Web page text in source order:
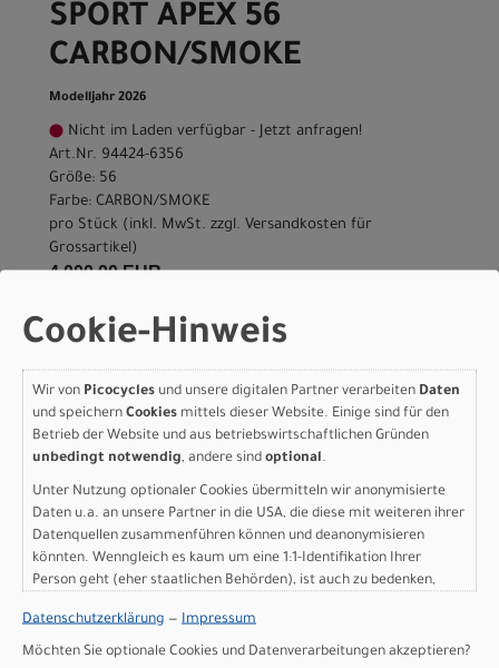
SPORT APEX 56
CARBON/SMOKE
Modelljahr 2026
Nicht im Laden verfügbar - Jetzt anfragen!
Art.Nr. 94424-6356
Größe: 56
Farbe: CARBON/SMOKE
pro Stück (inkl. MwSt. zzgl. Versandkosten für
Grossartikel)
4.000,00 EUR
Specialized ROUBAIX
SPORT APEX 61
CARBON/SMOKE
Modelljahr 2026
Nicht im Laden verfügbar - Jetzt anfragen!
Art.Nr. 94424-6361
Größe: 61
Farbe: CARBON/SMOKE
pro Stück (inkl. MwSt. zzgl.Versandkosten für
4.000,00 EUR
Cookie-Hinweis
Wir von Picocycles und unsere digitalen Partner verarbeiten Daten
und speichern Cookies mittels dieser Website. Einige sind für den
Betrieb der Website und aus betriebswirtschaftlichen Gründen
unbedingt notwendig, andere sind optional.
Unter Nutzung optionaler Cookies übermitteln wir anonymisierte
Daten u.a. an unsere Partner in die USA, die diese mit weiteren ihrer
Datenquellen zusammenführen können und deanonymisieren
könnten. Wenngleich es kaum um eine 1:1-Identifikation Ihrer
Person geht (eher staatlichen Behörden), ist auch zu bedenken,
sind wie bei uns in der Europäischen Union.
Datenschutzerklärung — Impressum
Möchten Sie optionale Cookies und Datenverarbeitungen akzeptieren?